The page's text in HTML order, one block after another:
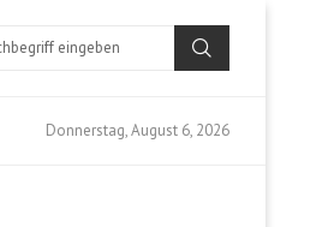
Donnerstag, August 6, 2026